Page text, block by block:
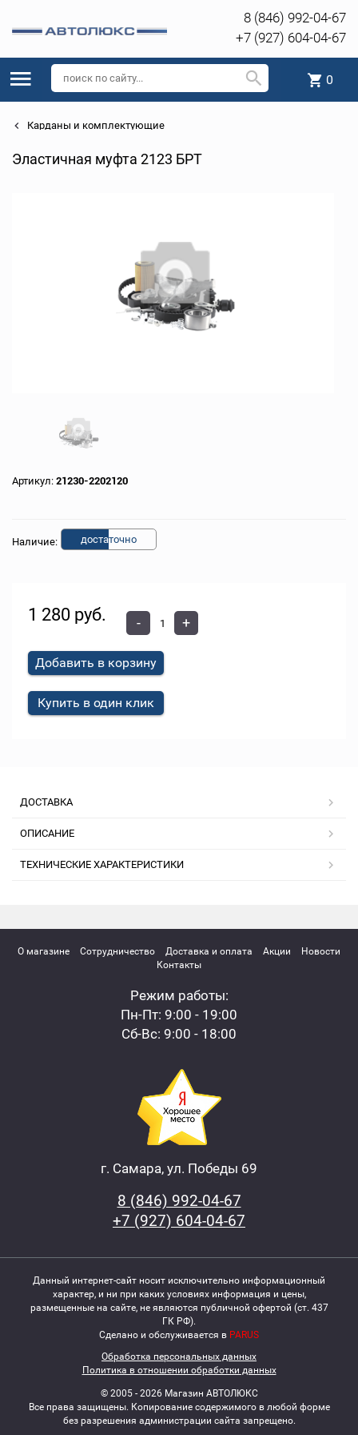
8 (846) 992-04-67
+7 (927) 604-04-67
0
Карданы и комплектующие
Эластичная муфта 2123 БРТ
Артикул: 21230-2202120
Наличие: достаточно
1 280 руб. - +
Добавить в корзину
Купить в один клик
ДОСТАВКА
ОПИСАНИЕ
ТЕХНИЧЕСКИЕ ХАРАКТЕРИСТИКИ
О магазине Сотрудничество Доставка и оплата Акции
Новости
Контакты
Режим работы:
Пн-Пт: 9:00 - 19:00
Сб-Вс: 9:00 - 18:00
г. Самара, ул. Победы 69
8 (846) 992-04-67
+7 (927) 604-04-67
Данный интернет-сайт носит исключительно информационный
характер, и ни при каких условиях информация и цены,
размещенные на сайте, не являются публичной офертой (ст. 437
ГК РФ).
Сделано и обслуживается в PARUS
Обработка персональных данных
Политика в отношении обработки данных
© 2005 - 2026 Магазин АВТОЛЮКС
Все права защищены. Копирование содержимого в любой форме
без разрешения администрации сайта запрещено.